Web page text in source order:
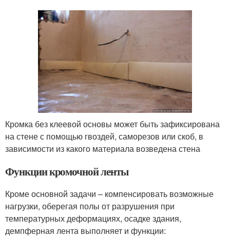
Кромка без клеевой основы может быть зафиксирована
на стене с помощью гвоздей, саморезов или скоб, в
зависимости из какого материала возведена стена
Функции кромочной ленты
Кроме основной задачи – компенсировать возможные
нагрузки, оберегая полы от разрушения при
температурных деформациях, осадке здания,
демпферная лента выполняет и функции: